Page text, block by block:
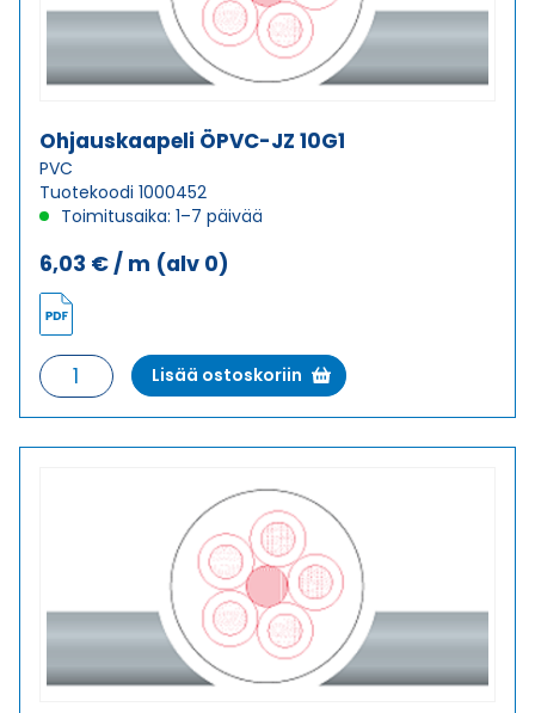
Ohjauskaapeli ÖPVC-JZ 10G1
PVC
Tuotekoodi 1000452
Toimitusaika: 1–7 päivää
6,03 € / m (alv 0)
Ohjauskaapeli
ÖPVC-
JZ
Lisää ostoskoriin